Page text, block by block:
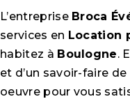
L’entreprise Broca
services en Location
habitez à Boulogne.
et d’un savoir-faire
oeuvre pour vous